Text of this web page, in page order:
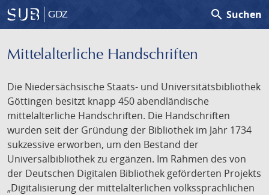
GDZ search Suchen
Mittelalterliche Handschriften
Die Niedersächsische Staats- und Universitätsbibliothek
Göttingen besitzt knapp 450 abendländische
mittelalterliche Handschriften. Die Handschriften
wurden seit der Gründung der Bibliothek im Jahr 1734
sukzessive erworben, um den Bestand der
Universalbibliothek zu ergänzen. Im Rahmen des von
der Deutschen Digitalen Bibliothek geförderten Projekts
„Digitalisierung der mittelalterlichen volkssprachlichen